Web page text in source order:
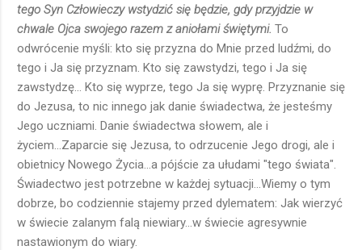
tego Syn Człowieczy wstydzić się będzie, gdy przyjdzie w
chwale Ojca swojego razem z aniołami świętymi. To
odwrócenie myśli: kto się przyzna do Mnie przed ludźmi, do
tego i Ja się przyznam. Kto się zawstydzi, tego i Ja się
zawstydzę... Kto się wyprze, tego Ja się wyprę. Przyznanie się
do Jezusa, to nic innego jak danie świadectwa, że jesteśmy
Jego uczniami. Danie świadectwa słowem, ale i
życiem...Zaparcie się Jezusa, to odrzucenie Jego drogi, ale i
obietnicy Nowego Życia...a pójście za ułudami "tego świata".
Świadectwo jest potrzebne w każdej sytuacji...Wiemy o tym
dobrze, bo codziennie stajemy przed dylematem: Jak wierzyć
w świecie zalanym falą niewiary...w świecie agresywnie
nastawionym do wiary.